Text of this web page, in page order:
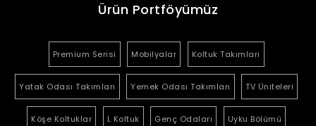
Ürün Portföyümüz
Premium Serisi Mobilyalar Koltuk Takımları
Yatak Odası Takımları Yemek Odası Takımları TV Üniteleri
Köşe Koltuklar L Koltuk Genç Odaları Uyku Bölümü